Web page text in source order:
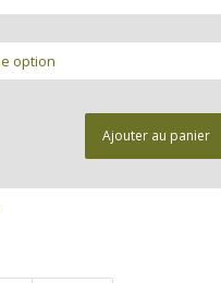
Ajouter au panier